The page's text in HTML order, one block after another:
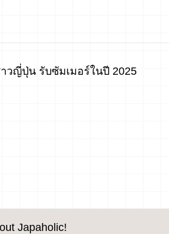
วญี่ปุ่น รับซัมเมอร์ในปี 2025
Japaholic!